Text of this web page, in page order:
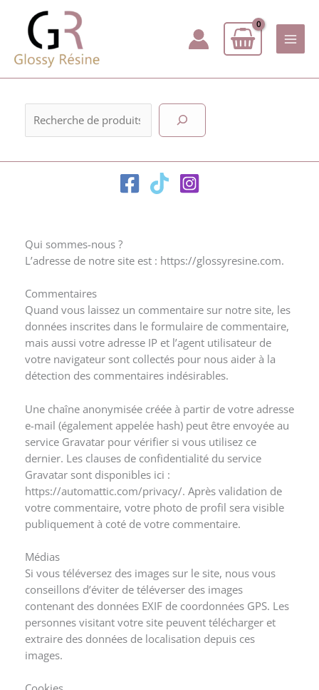
contenu
Rechercher
Qui sommes-nous ?
L’adresse de notre site est : https://glossyresine.com.
Commentaires
Quand vous laissez un commentaire sur notre site, les
données inscrites dans le formulaire de commentaire,
mais aussi votre adresse IP et l’agent utilisateur de
votre navigateur sont collectés pour nous aider à la
détection des commentaires indésirables.
Une chaîne anonymisée créée à partir de votre adresse
e-mail (également appelée hash) peut être envoyée au
service Gravatar pour vérifier si vous utilisez ce
dernier. Les clauses de confidentialité du service
Gravatar sont disponibles ici :
https://automattic.com/privacy/. Après validation de
votre commentaire, votre photo de profil sera visible
publiquement à coté de votre commentaire.
Médias
Si vous téléversez des images sur le site, nous vous
conseillons d’éviter de téléverser des images
contenant des données EXIF de coordonnées GPS. Les
personnes visitant votre site peuvent télécharger et
extraire des données de localisation depuis ces
images.